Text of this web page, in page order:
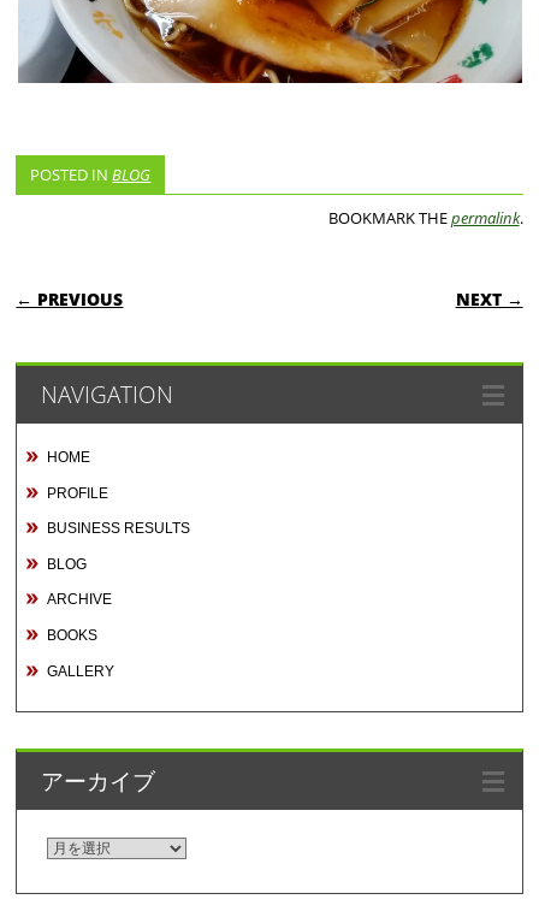
POSTED INBLOG
BOOKMARK THEpermalink.
POST NAVIGATION
← PREVIOUS NEXT →
NAVIGATION
HOME
PROFILE
BUSINESS RESULTS
BLOG
ARCHIVE
BOOKS
GALLERY
アーカイブ
ア